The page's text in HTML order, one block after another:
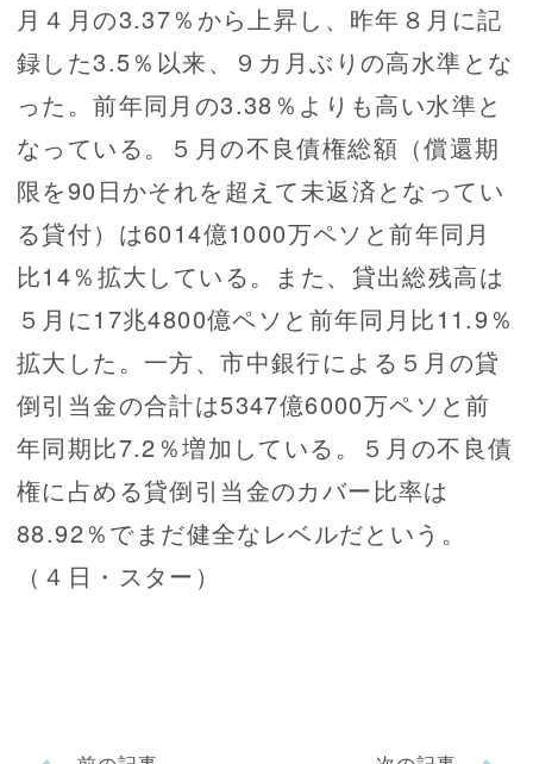
月４月の3.37％から上昇し、昨年８月に記
録した3.5％以来、９カ月ぶりの高水準とな
った。前年同月の3.38％よりも高い水準と
なっている。５月の不良債権総額（償還期
限を90日かそれを超えて未返済となってい
る貸付）は6014億1000万ペソと前年同月
比14％拡大している。また、貸出総残高は
５月に17兆4800億ペソと前年同月比11.9％
拡大した。一方、市中銀行による５月の貸
倒引当金の合計は5347億6000万ペソと前
年同期比7.2％増加している。５月の不良債
権に占める貸倒引当金のカバー比率は
88.92％でまだ健全なレベルだという。
（４日・スター）